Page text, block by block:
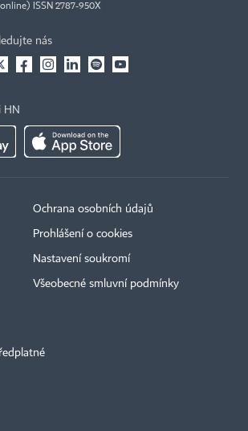
ISSN 2787-950X
nás
HN
Ochrana osobních údajů
Prohlášení o cookies
Nastavení soukromí
Všeobecné smluvní podmínky